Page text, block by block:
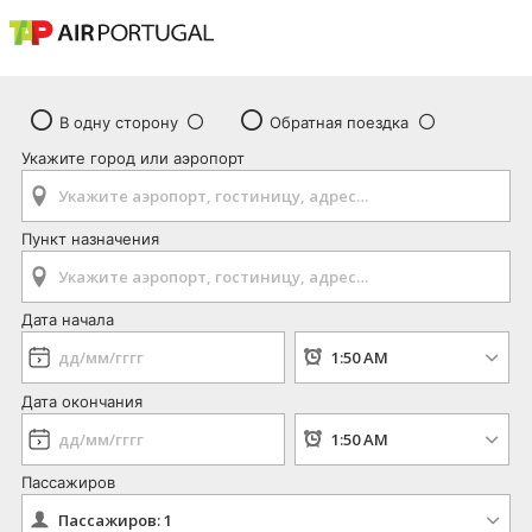
В одну сторону
Обратная поездка
Укажите город или аэропорт
Пункт назначения
Дата начала
Дата окончания
Пассажиров